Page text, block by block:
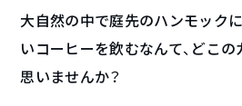
大自然の中で庭先のハンモック
いコーヒーを飲むなんて、どこ
思いませんか？